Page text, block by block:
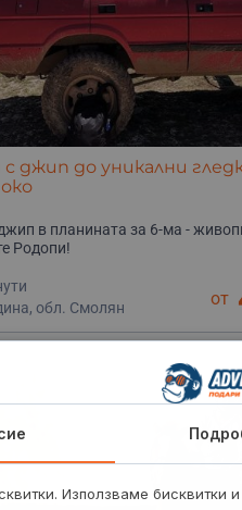
джип до уникални
в планината за 6-ма -
Родопи!
обл. Смолян
от
Използваме бисквитки